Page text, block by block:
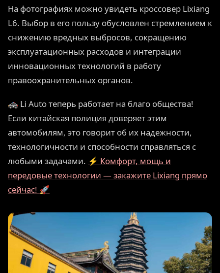
На фотографиях можно увидеть кроссовер Lixiang
L6. Выбор в его пользу обусловлен стремлением к
снижению вредных выбросов, сокращению
эксплуатационных расходов и интеграции
инновационных технологий в работу
правоохранительных органов.
🚓 Li Auto теперь работает на благо общества!
Если китайская полиция доверяет этим
автомобилям, это говорит об их надежности,
технологичности и способности справляться с
любыми задачами. ⚡ Комфорт, мощь и
передовые технологии — закажите Lixiang прямо
сейчас! 🚀